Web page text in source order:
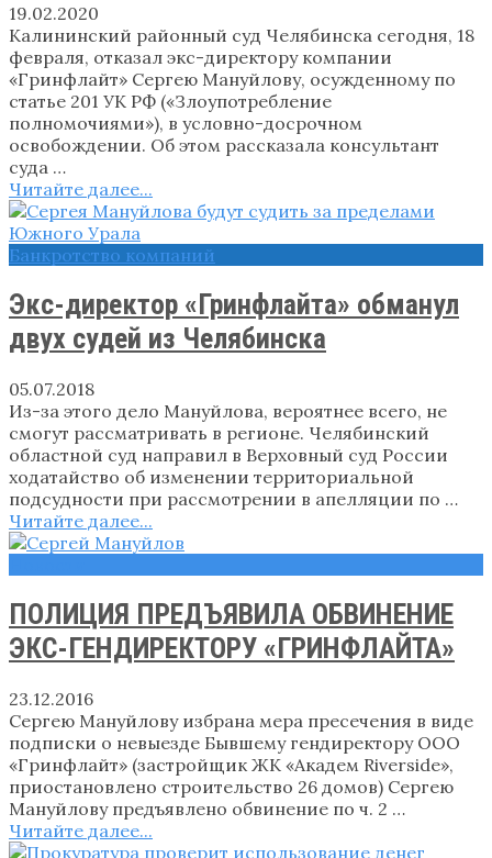
19.02.2020
Калининский районный суд Челябинска сегодня, 18
февраля, отказал экс-директору компании
«Гринфлайт» Сергею Мануйлову, осужденному по
статье 201 УК РФ («Злоупотребление
полномочиями»), в условно-досрочном
освобождении. Об этом рассказала консультант
суда …
Читайте далее...
Банкротство компаний
Экс-директор «Гринфлайта» обманул
двух судей из Челябинска
05.07.2018
Из-за этого дело Мануйлова, вероятнее всего, не
смогут рассматривать в регионе. Челябинский
областной суд направил в Верховный суд России
ходатайство об изменении территориальной
подсудности при рассмотрении в апелляции по …
Читайте далее...
ПОЛИЦИЯ ПРЕДЪЯВИЛА ОБВИНЕНИЕ
ЭКС-ГЕНДИРЕКТОРУ «ГРИНФЛАЙТА»
23.12.2016
Сергею Мануйлову избрана мера пресечения в виде
подписки о невыезде Бывшему гендиректору ООО
«Гринфлайт» (застройщик ЖК «Академ Riverside»,
приостановлено строительство 26 домов) Сергею
Мануйлову предъявлено обвинение по ч. 2 …
Читайте далее...